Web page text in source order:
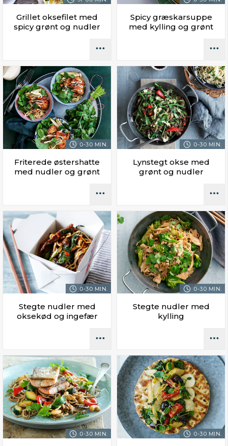
Grillet oksefilet med
spicy grønt og nudler
Spicy græskarsuppe
med kylling og grønt
0-30 MIN.
Friterede østershatte
med nudler og grønt
0-30 MIN.
Lynstegt okse med
grønt og nudler
0-30 MIN.
Stegte nudler med
oksekød og ingefær
0-30 MIN.
Stegte nudler med
kylling
0-30 MIN. 0-30 MIN.